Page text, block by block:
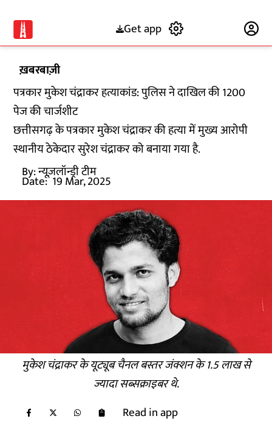
Get app
ख़बरबाज़ी
पत्रकार मुकेश चंद्राकर हत्याकांड: पुलिस ने दाखिल की 1200
पेज की चार्जशीट
छत्तीसगढ़ के पत्रकार मुकेश चंद्राकर की हत्या में मुख्य आरोपी
स्थानीय ठेकेदार सुरेश चंद्राकर को बनाया गया है.
By:न्यूज़लॉन्ड्री टीम
Date: 19 Mar, 2025
मुकेश चंद्राकर के यूट्यूब चैनल बस्तर जंक्शन के 1.5 लाख से
ज्यादा सब्सक्राइबर थे.
Read in app